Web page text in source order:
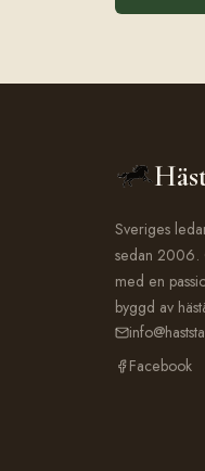
Sveriges
sedan 2006.
med en
byggd av
Facebook